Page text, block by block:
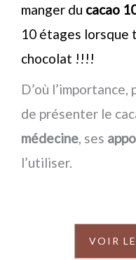
manger du cacao
10 étages lorsque
chocolat !!!!
D’où
de présenter le
médecine, ses
l’utiliser.
VOIR